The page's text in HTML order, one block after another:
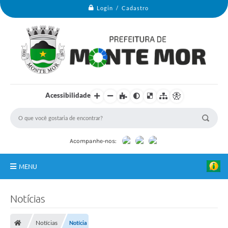
Login / Cadastro
Acessibilidade
Acompanhe-nos:
MENU
Notícias
Notícias Notícia